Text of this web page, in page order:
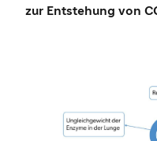
zur Entstehung von